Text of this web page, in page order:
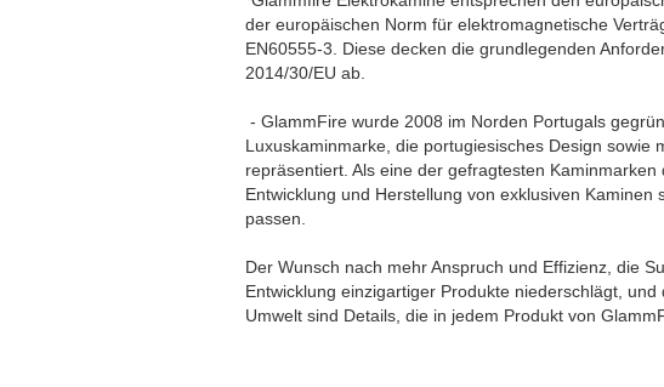
der europäischen Norm für elektromagnetische
EN60555-3. Diese decken die grundlegenden
2014/30/EU ab.
- GlammFire wurde 2008 im Norden Portugals
Luxuskaminmarke, die portugiesisches Design sowie
repräsentiert. Als eine der gefragtesten
Entwicklung und Herstellung von exklusiven
passen.
Der Wunsch nach mehr Anspruch und Effizienz, die
Entwicklung einzigartiger Produkte niederschlägt,
Umwelt sind Details, die in jedem Produkt von